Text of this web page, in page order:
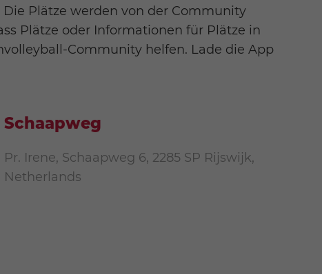
Plätze werden von der Community
Plätze oder Informationen für Plätze in
Community helfen. Lade die App
Schaapweg
Pr. Irene, Schaapweg 6, 2285 SP Rijswijk,
Netherlands